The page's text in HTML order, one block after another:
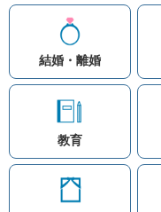
結婚・離婚
教育